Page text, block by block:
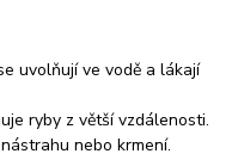
uvolňují ve vodě a lákají
ryby z větší vzdálenosti.
nebo krmení.